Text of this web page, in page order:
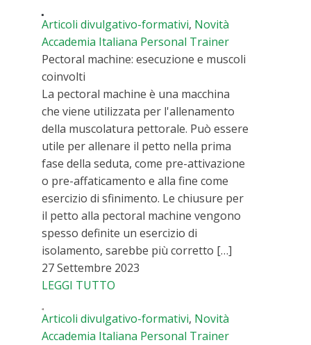
Articoli divulgativo-formativi, Novità
Accademia Italiana Personal Trainer
Pectoral machine: esecuzione e muscoli
coinvolti
La pectoral machine è una macchina
che viene utilizzata per l'allenamento
della muscolatura pettorale. Può essere
utile per allenare il petto nella prima
fase della seduta, come pre-attivazione
o pre-affaticamento e alla fine come
esercizio di sfinimento. Le chiusure per
il petto alla pectoral machine vengono
spesso definite un esercizio di
isolamento, sarebbe più corretto […]
27 Settembre 2023
LEGGI TUTTO
Articoli divulgativo-formativi, Novità
Accademia Italiana Personal Trainer